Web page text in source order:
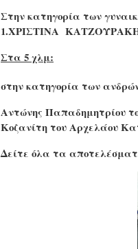
Στην κατηγορία των
1.ΧΡΙΣΤΙΝΑ
Στα 5 χλμ:
στην κατηγορία των
Αντώνης Παπαδημητρίου
Κοζανίτη του Αρχελάου
Δείτε όλα τα